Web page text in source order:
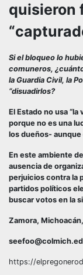
quisieron
Si el bloqueo lo
comuneros,
la Guardia Civil, la
“disuadirlos?
El Estado no usa
porque no es una
los dueños-
En este ambiente
ausencia de
perjuicios contra la
partidos políticos
buscar votos en la
Zamora,
https://